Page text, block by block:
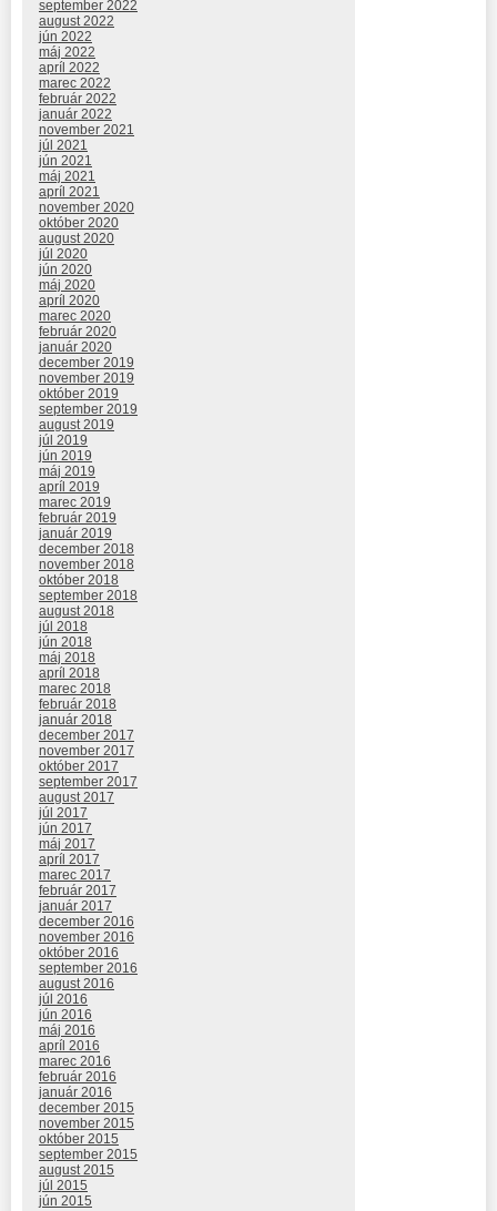
september 2022
august 2022
jún 2022
máj 2022
apríl 2022
marec 2022
február 2022
január 2022
november 2021
júl 2021
jún 2021
máj 2021
apríl 2021
november 2020
október 2020
august 2020
júl 2020
jún 2020
máj 2020
apríl 2020
marec 2020
február 2020
január 2020
december 2019
november 2019
október 2019
september 2019
august 2019
júl 2019
jún 2019
máj 2019
apríl 2019
marec 2019
február 2019
január 2019
december 2018
november 2018
október 2018
september 2018
august 2018
júl 2018
jún 2018
máj 2018
apríl 2018
marec 2018
február 2018
január 2018
december 2017
november 2017
október 2017
september 2017
august 2017
júl 2017
jún 2017
máj 2017
apríl 2017
marec 2017
február 2017
január 2017
december 2016
november 2016
október 2016
september 2016
august 2016
júl 2016
jún 2016
máj 2016
apríl 2016
marec 2016
február 2016
január 2016
december 2015
november 2015
október 2015
september 2015
august 2015
júl 2015
jún 2015